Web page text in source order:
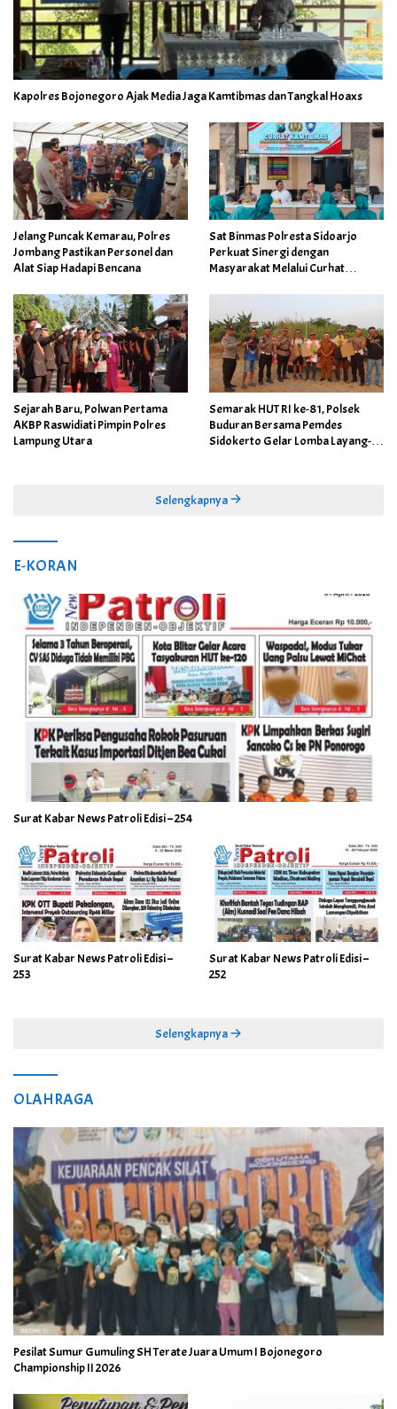
Kapolres Bojonegoro Ajak Media Jaga Kamtibmas dan Tangkal Hoaxs
Jelang Puncak Kemarau, Polres
Jombang Pastikan Personel dan
Alat Siap Hadapi Bencana
Sat Binmas Polresta Sidoarjo
Perkuat Sinergi dengan
Masyarakat Melalui Curhat
Sejarah Baru, Polwan Pertama
AKBP Raswidiati Pimpin Polres
Lampung Utara
Semarak HUT RI ke-81, Polsek
Buduran Bersama Pemdes
Sidokerto Gelar Lomba Layang-
Selengkapnya
E-KORAN
Surat Kabar News Patroli Edisi – 254
Surat Kabar News Patroli Edisi –
253
Surat Kabar News Patroli Edisi –
252
Selengkapnya
OLAHRAGA
Pesilat Sumur Gumuling SH Terate Juara Umum I Bojonegoro
Championship II 2026